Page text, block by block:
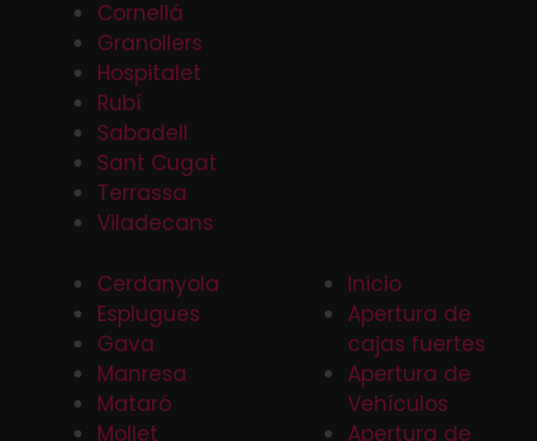
Cornellá
Granollers
Hospitalet
Rubí
Sabadell
Sant Cugat
Terrassa
Viladecans
Cerdanyola
Esplugues
Gava
Manresa
Mataró
Mollet
Inicio
Apertura de
cajas fuertes
Apertura de
Vehículos
Apertura de